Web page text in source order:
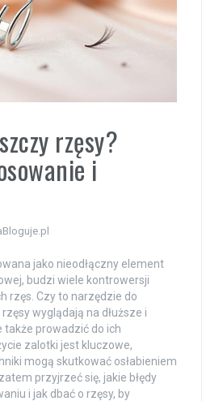
rzęsy?
i
jako nieodłączny element
budzi wiele kontrowersji
rzęs. Czy to narzędzie do
wyglądają na dłuższe i
także prowadzić do ich
zalotki jest kluczowe,
mogą skutkować osłabieniem
przyjrzeć się, jakie błędy
i jak dbać o rzęsy, by